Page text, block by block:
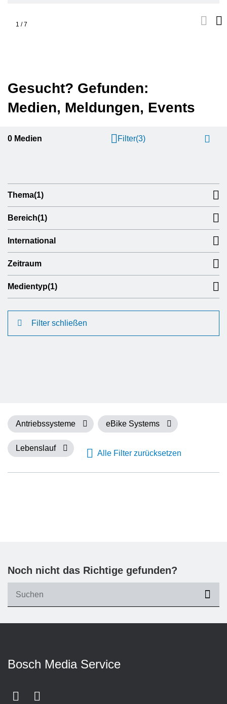
1 /7
Gesucht? Gefunden:
Medien, Meldungen, Events
0 Medien Filter(3)
Thema(1)
Bereich(1)
International
Zeitraum
Medientyp(1)
Filter schließen
Antriebssysteme eBike Systems
Lebenslauf
Alle Filter zurücksetzen
Noch nicht das Richtige gefunden?
Bosch Media Service